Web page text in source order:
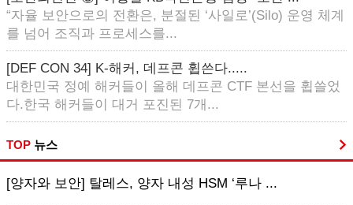
“자율 보안으로의 전환은, 분절된 ‘사일로’(Silo) 운영 체계
를 넘어 조직과 프로세스를...
[DEF CON 34] K-해커, 데프콘 휩쓴다.....
대한민국 정예 해커들이 올해 데프콘 CTF 본선을 휩쓸었
다.한국 해커들이 대거 포진된 7개...
TOP 뉴스
[양자와 보안] 탈레스, 양자 내성 HSM ‘루나 ...